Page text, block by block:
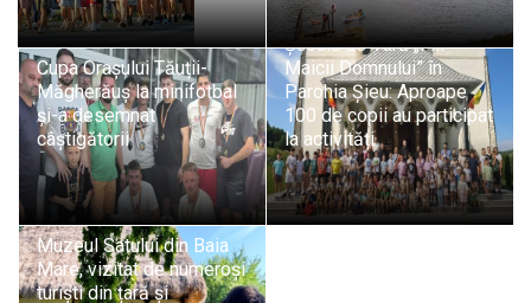
Cupa Orașului Tăuții-
Măgherăuș la minifotbal
și-a desemnat
câștigătorii
Școala de Vară „Fiii
Maicii Domnului” în
Parohia Șieu: Aproape
100 de copii au participat
la activități
Muzeul Satului din Baia
Mare, vizitat de numeroși
turiști din țară și